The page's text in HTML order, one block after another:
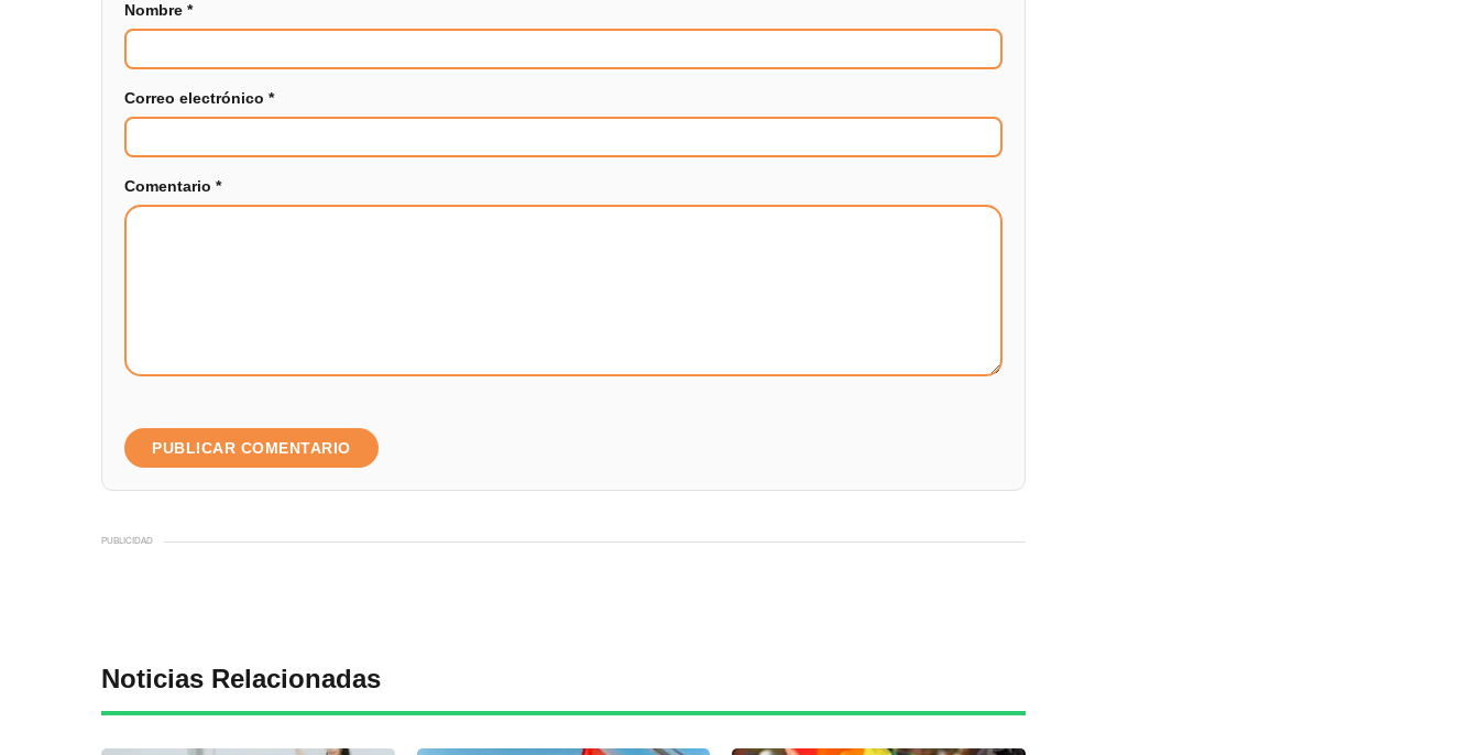
Nombre *
Correo electrónico *
Comentario *
PUBLICIDAD
Noticias Relacionadas